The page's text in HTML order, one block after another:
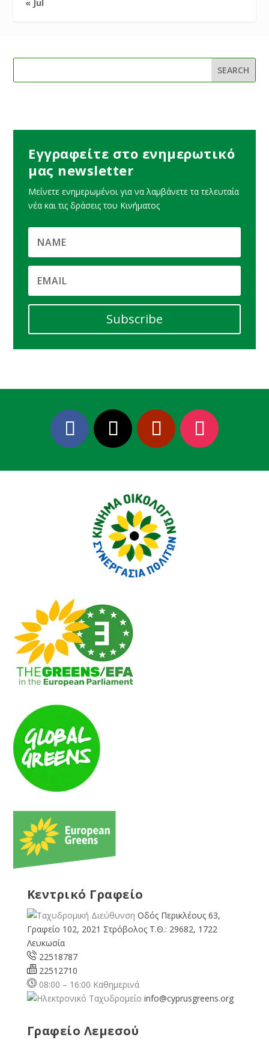
« Jul
Εγγραφείτε στο ενημερωτικό
μας newsletter
Μείνετε ενημερωμένοι για να λαμβάνετε τα τελευταία
νέα και τις δράσεις του Κινήματος
Subscribe
Κεντρικό Γραφείο
Οδός Περικλέους 63,
Γραφείο 102, 2021 Στρόβολος Τ.Θ.: 29682, 1722
Λευκωσία
22518787
22512710
08:00 – 16:00 Καθημερινά
info@cyprusgreens.org
Γραφείο Λεμεσού